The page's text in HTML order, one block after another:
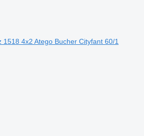
4x2 Atego Bucher Cityfant 60/1